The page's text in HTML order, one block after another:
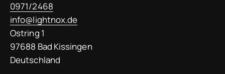
0971/2468
info@lightnox.de
Ostring 1
97688 Bad Kissingen
Deutschland